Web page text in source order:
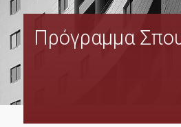
Σκοπός
Πρόγραμμα